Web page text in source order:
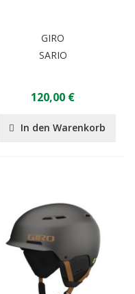
GIRO
SARIO
120,00 €
In den Warenkorb